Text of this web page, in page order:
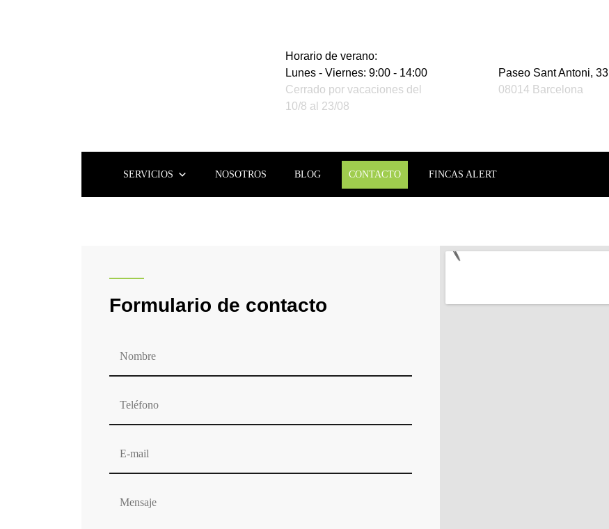
Horario de verano:
Lunes - Viernes: 9:00 - 14:00
Cerrado por vacaciones del
10/8 al 23/08
Paseo Sant Antoni, 33
08014 Barcelona
SERVICIOS NOSOTROS BLOG CONTACTO FINCAS ALERT
Formulario de contacto